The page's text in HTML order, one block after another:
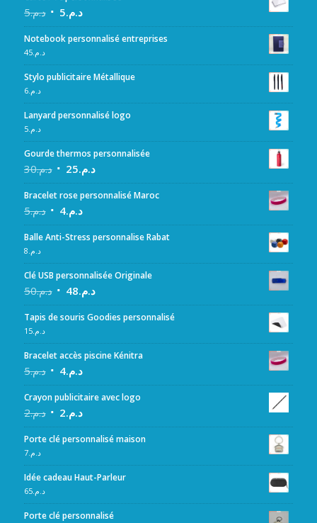
د.م.5 د.م.5
Notebook personnalisé entreprises
د.م.45
Stylo publicitaire Métallique
د.م.6
Lanyard personnalisé logo
د.م.5
Gourde thermos personnalisée
د.م.30 د.م.25
Bracelet rose personnalisé Maroc
د.م.5 د.م.4
Balle Anti-Stress personnalise Rabat
د.م.8
Clé USB personnalisée Originale
د.م.50 د.م.48
Tapis de souris Goodies personnalisé
د.م.15
Bracelet accès piscine Kénitra
د.م.5 د.م.4
Crayon publicitaire avec logo
د.م.2 د.م.2
Porte clé personnalisé maison
د.م.7
Idée cadeau Haut-Parleur
د.م.65
Porte clé personnalisé